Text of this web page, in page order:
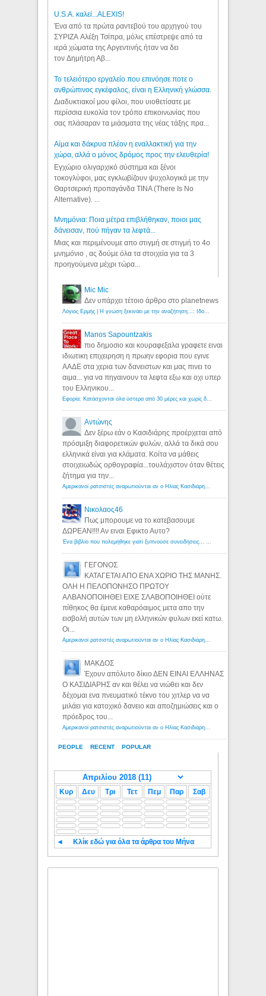
U.S.A. καλεί...ALEXIS!
Ένα από τα πρώτα ραντεβού του αρχηγού του
ΣΥΡΙΖΑ Αλέξη Τσίπρα, μόλις επέστρεψε από τα
ιερά χώματα της Αργεντινής ήταν να δει
τον Δημήτρη Αβ...
Το τελειότερο εργαλείο που επινόησε ποτε ο
ανθρώπινος εγκέφαλος, είναι η Ελληνική γλώσσα.
Διαδυκτιακοί μου φίλοι, που υιοθετίσατε με
περίσσια ευκολία τον τρόπο επικοινωνίας που
σας πλάσαραν τα μιάσματα της νέας τάξης πρα...
Αίμα και δάκρυα πλέον η εναλλακτική για την
χώρα, αλλά ο μόνος δρόμος προς την ελευθερία!
Εγχώριο ολιγαρχικό σύστημα και ξένοι
τοκογλύφοι, μας εγκλωβίζουν ψυχολογικά με την
Θαρτσερική προπαγάνδα TINA (There Is No
Alternative). ...
Μνημόνια: Ποια μέτρα επιβλήθηκαν, ποιοι μας
δάνεισαν, πού πήγαν τα λεφτά...
Μιας και περιμένουμε απο στιγμή σε στιγμή το 4ο
μνημόνιο , ας δούμε όλα τα στοιχεία για τα 3
προηγούμενα μέχρι τώρα...
PEOPLE RECENT POPULAR
Mic Mic
Δεν υπάρχει τέτοιο άρθρο στο planetnews
Λόγιος Ερμής | Η γνώση ξεκινάει με την αναζήτηση...: Ιδού οι 18 που χρωστούν 11 δις ευρώ!
Manos Sapountzakis
πιο δημοσιο και κουραφεξαλα γραφετε ειναι
ιδιωτικη επιχειρηση η πρωην εφορια που εγινε
ΑΑΔΕ στα χερια των δανειστων και μας πινει το
αιμα... για να πηγαινουν τα λεφτα εξω και οχι υπερ
του Ελληνικου...
Εφορία: Κατάσχονται όλα ύστερα από 30 μέρες και χωρίς δικαστικές αποφάσεις - Λόγιος Ερμής
Αντώνης
Δεν ξέρω εάν ο Κασιδιάρης προέρχεται από
πρόσμιξη διαφορετικών φυλών, αλλά τα δικά σου
ελληνικά είναι για κλάματα. Κοίτα να μάθεις
στοιχειωδώς ορθογραφία...τουλάχιστον όταν θέτεις
ζήτημα για την...
Αμερικανοί ρατσιστές αναρωτιούνται αν ο Ηλίας Κασιδιάρης ανήκει στη λευκή φυλή... - Λόγιος Ερμής
Νικολαος46
Πως μπορουμε να το κατεβασουμε
ΔΩΡΕΑΝ!!!! Αν ειναι Εφικτο Αυτο?
Ένα βιβλίο που πολεμήθηκε γιατί ξυπνούσε συνειδήσεις... - Λόγιος Ερμής | Η γνώση ξεκινάει με την αναζήτηση...
ΓΕΓΟΝΟΣ
ΚΑΤΑΓΕΤΑΙ ΑΠΟ ΕΝΑ ΧΩΡΙΟ ΤΗΣ ΜΑΝΗΣ.
ΟΛΗ Η ΠΕΛΟΠΟΝΗΣΟ ΠΡΩΤΟΥ
ΑΛΒΑΝΟΠΟΙΗΘΕΙ ΕΙΧΕ ΣΛΑΒΟΠΟΙΗΘΕΙ ούτε
πίθηκος θα έμενε καθαρόαιμος μετα απο την
εισβολή αυτών των μη ελληνικών φυλων εκεί κατω.
Οι...
Αμερικανοί ρατσιστές αναρωτιούνται αν ο Ηλίας Κασιδιάρης ανήκει στη λευκή φυλή... - Λόγιος Ερμής
ΜΑΚΔΟΣ
Έχουν απόλυτο δίκιο ΔΕΝ ΕΙΝΑΙ ΕΛΛΗΝΑΣ
Ο ΚΑΣΙΔΙΑΡΗΣ αν και θέλει να νιώθει και δεν
δέχομαι ενα πνευματικό τέκνο του χιτλερ να να
μιλάει για κατοχικό δανειο και αποζημιώσεις και ο
πρόεδρος του...
Αμερικανοί ρατσιστές αναρωτιούνται αν ο Ηλίας Κασιδιάρης ανήκει στη λευκή φυλή... - Λόγιος Ερμής
Κυρ Δευ Τρι Τετ Πεμ Παρ Σαβ
◄ Κλίκ εδώ για όλα τα άρθρα του Μήνα